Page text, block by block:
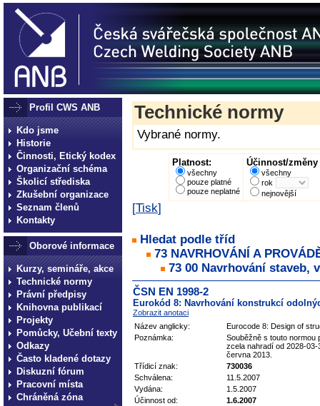
Profil CWS ANB
Kdo jsme
Historie
Činnosti, Etický kodex
Organizační schéma
Školicí střediska
Zkušební organizace
Seznam členů
Kontakty
Oborové informace
Kurzy, semináře, akce
Technické normy
Právní předpisy
Knihovna publikací
Projekty
Pomůcky, Učební texty
Odkazy
Často kladené dotazy
Diskuzní fórum
Pracovní místa
Chráněná zóna
Technické normy
Vybrané normy.
Platnost:
všechny
pouze platné
pouze neplatné
Účinnost/změny
všechny
rok
nejnovější
[Tisk]
Hledat podle tříd
73 NAVRHOVÁNÍ A
73 00 Navrhování staveb,
ČSN EN 1998-2
Eurokód 8: Navrhování konstrukcí
Zobrazit anotaci
Název anglicky:
Eurocode 8: Design of
Poznámka:
Souběžně s touto normou
zcela nahradí od 2028-
června 2013.
Třídicí znak:
730036
Schválena:
11.5.2007
Vydána:
1.5.2007
Účinnost od:
1.6.2007